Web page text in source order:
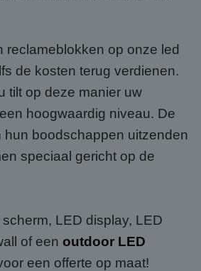
reclameblokken op onze led
de kosten terug verdienen.
tilt op deze manier uw
hoogwaardig niveau. De
hun boodschappen uitzenden
speciaal gericht op de
LED display, LED
of een outdoor LED
een offerte op maat!